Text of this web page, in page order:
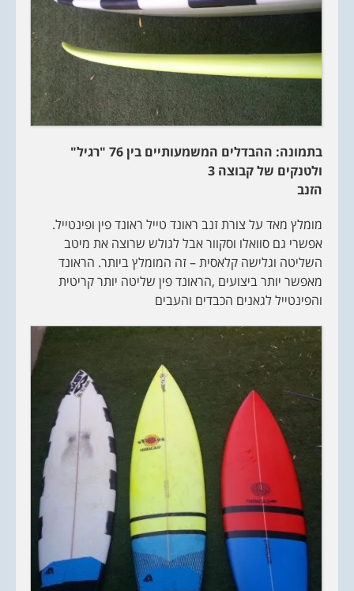
בתמונה: ההבדלים המשמעותיים בין 76 "רגיל"
ולטנקים של קבוצה 3
הזנב
מומלץ מאד על צורת זנב ראונד טייל ראונד פין ופינטייל.
אפשרי גם סוואלו וסקוור אבל לגולש שרוצה את מיטב
השליטה וגלישה קלאסית – זה המומלץ ביותר. הראונד
מאפשר יותר ביצועים ,הראונד פין שליטה יותר קריטית
והפינטייל לגאנים הכבדים והעבים